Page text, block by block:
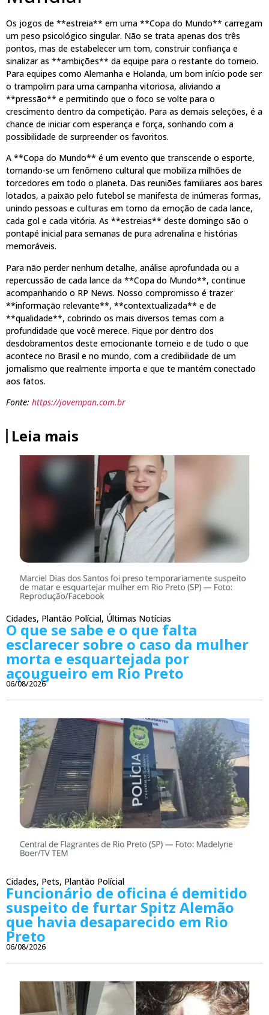
Os jogos de **estreia** em uma **Copa do Mundo** carregam
um peso psicológico singular. Não se trata apenas dos três
pontos, mas de estabelecer um tom, construir confiança e
sinalizar as **ambições** da equipe para o restante do torneio.
Para equipes como Alemanha e Holanda, um bom início pode ser
o trampolim para uma campanha vitoriosa, aliviando a
**pressão** e permitindo que o foco se volte para o
crescimento dentro da competição. Para as demais seleções, é a
chance de iniciar com esperança e força, sonhando com a
possibilidade de surpreender os favoritos.
A **Copa do Mundo** é um evento que transcende o esporte,
tornando-se um fenômeno cultural que mobiliza milhões de
torcedores em todo o planeta. Das reuniões familiares aos bares
lotados, a paixão pelo futebol se manifesta de inúmeras formas,
unindo pessoas e culturas em torno da emoção de cada lance,
cada gol e cada vitória. As **estreias** deste domingo são o
pontapé inicial para semanas de pura adrenalina e histórias
memoráveis.
Para não perder nenhum detalhe, análise aprofundada ou a
repercussão de cada lance da **Copa do Mundo**, continue
acompanhando o RP News. Nosso compromisso é trazer
**informação relevante**, **contextualizada** e de
**qualidade**, cobrindo os mais diversos temas com a
profundidade que você merece. Fique por dentro dos
desdobramentos deste emocionante torneio e de tudo o que
acontece no Brasil e no mundo, com a credibilidade de um
jornalismo que realmente importa e que te mantém conectado
aos fatos.
Fonte: https://jovempan.com.br
Leia mais
Cidades, Plantão Polícial, Últimas Notícias
O que se sabe e o que falta
esclarecer sobre o caso da mulher
morta e esquartejada por
açougueiro em Rio Preto
06/08/2026
Cidades, Pets, Plantão Polícial
Funcionário de oficina é demitido
suspeito de furtar Spitz Alemão
que havia desaparecido em Rio
Preto
06/08/2026